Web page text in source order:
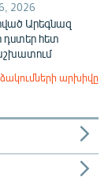
2026
Արեգնազ
դստեր հետ
արխիվը